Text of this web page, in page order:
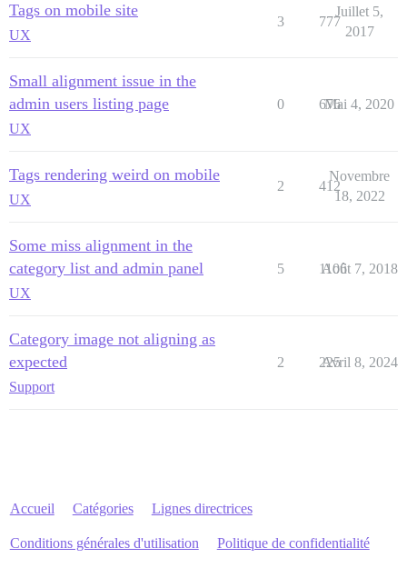
Tags on mobile site
UX
3 777
Juillet 5,
2017
Small alignment issue in the
admin users listing page
UX
0 676
Mai 4, 2020
Tags rendering weird on mobile
UX
2 412
Novembre
18, 2022
Some miss alignment in the
category list and admin panel
UX
5 1106
Août 7, 2018
Category image not aligning as
expected
Support
2 225
Avril 8, 2024
Accueil Catégories Lignes directrices
Conditions générales d'utilisation Politique de confidentialité